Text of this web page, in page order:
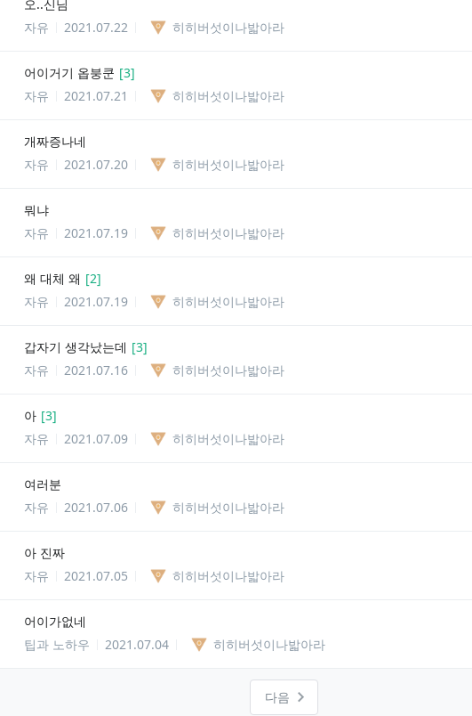
오..신님
자유
2021.07.22 히히버섯이나밟아라
어이거기 옵붕쿤 [3]
자유
2021.07.21 히히버섯이나밟아라
개짜증나네
자유
2021.07.20 히히버섯이나밟아라
뭐냐
자유
2021.07.19 히히버섯이나밟아라
왜 대체 왜 [2]
자유
2021.07.19 히히버섯이나밟아라
갑자기 생각났는데 [3]
자유
2021.07.16 히히버섯이나밟아라
아 [3]
자유
2021.07.09 히히버섯이나밟아라
여러분
자유
2021.07.06 히히버섯이나밟아라
아 진짜
자유
2021.07.05 히히버섯이나밟아라
어이가없네
팁과 노하우
2021.07.04 히히버섯이나밟아라
다음